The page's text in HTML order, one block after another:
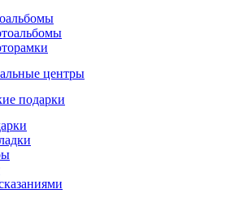
центры
подарки